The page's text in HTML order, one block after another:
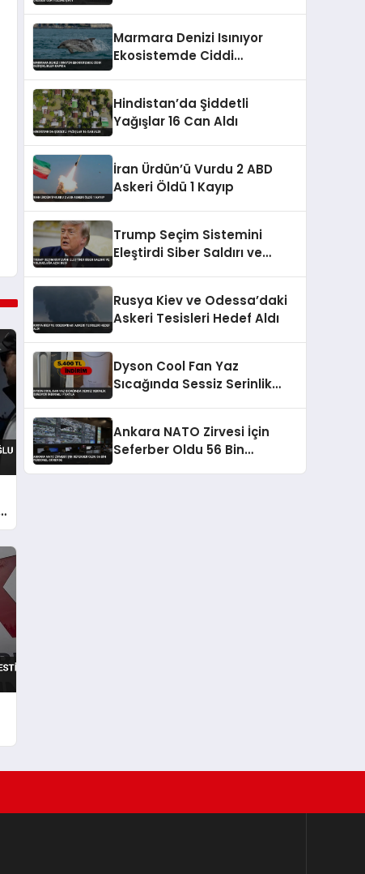
Marmara Denizi Isınıyor
Ekosistemde Ciddi
Hindistan’da Şiddetli
Yağışlar 16 Can Aldı
İran Ürdün’ü Vurdu 2 ABD
Askeri Öldü 1 Kayıp
Trump Seçim Sistemini
Eleştirdi Siber Saldırı ve
Rusya Kiev ve Odessa’daki
Askeri Tesisleri Hedef Aldı
Dyson Cool Fan Yaz
Sıcağında Sessiz Serinlik
Ankara NATO Zirvesi İçin
Seferber Oldu 56 Bin